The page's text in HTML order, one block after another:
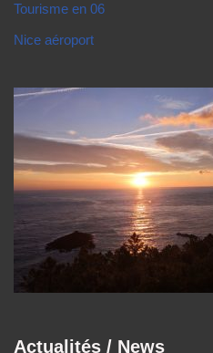
Tourisme en 06
Nice aéroport
Actualités / News